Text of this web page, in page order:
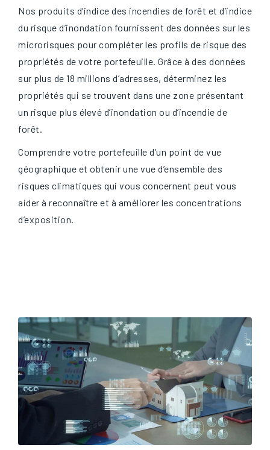
Nos produits d’indice des incendies de forêt et d’indice
du risque d’inondation fournissent des données sur les
microrisques pour compléter les profils de risque des
propriétés de votre portefeuille. Grâce à des données
sur plus de 18 millions d’adresses, déterminez les
propriétés qui se trouvent dans une zone présentant
un risque plus élevé d’inondation ou d’incendie de
forêt.
Comprendre votre portefeuille d’un point de vue
géographique et obtenir une vue d’ensemble des
risques climatiques qui vous concernent peut vous
aider à reconnaître et à améliorer les concentrations
d’exposition.